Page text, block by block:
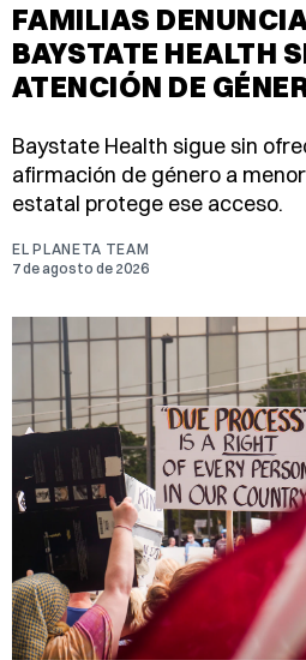
FAMILIAS
BAYSTATE HEALTH
ATENCIÓN DE
Baystate Health sigue sin
afirmación de género a
estatal protege ese acceso.
EL PLANETA TEAM
7 de agosto de 2026